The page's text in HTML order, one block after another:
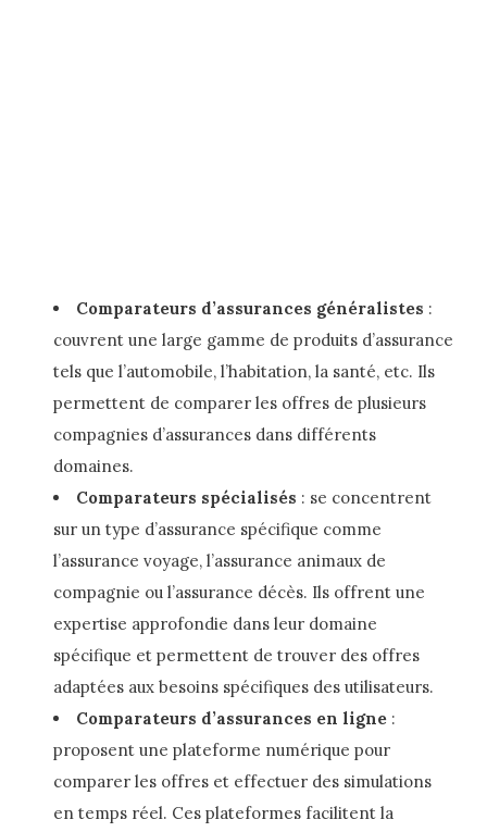
Comparateurs d’assurances généralistes :
couvrent une large gamme de produits d’assurance
tels que l’automobile, l’habitation, la santé, etc. Ils
permettent de comparer les offres de plusieurs
compagnies d’assurances dans différents
domaines.
Comparateurs spécialisés : se concentrent
sur un type d’assurance spécifique comme
l’assurance voyage, l’assurance animaux de
compagnie ou l’assurance décès. Ils offrent une
expertise approfondie dans leur domaine
spécifique et permettent de trouver des offres
adaptées aux besoins spécifiques des utilisateurs.
Comparateurs d’assurances en ligne:
proposent une plateforme numérique pour
comparer les offres et effectuer des simulations
en temps réel. Ces plateformes facilitent la